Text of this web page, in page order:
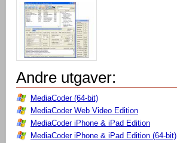
Andre utgaver:
MediaCoder (64-bit)
MediaCoder Web Video Edition
MediaCoder iPhone & iPad Edition
MediaCoder iPhone & iPad Edition (64-bit)